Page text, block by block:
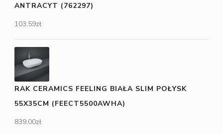
ANTRACYT (762297)
103,59zł
RAK CERAMICS FEELING BIAŁA SLIM POŁYSK
55X35CM (FEECT5500AWHA)
839,00zł